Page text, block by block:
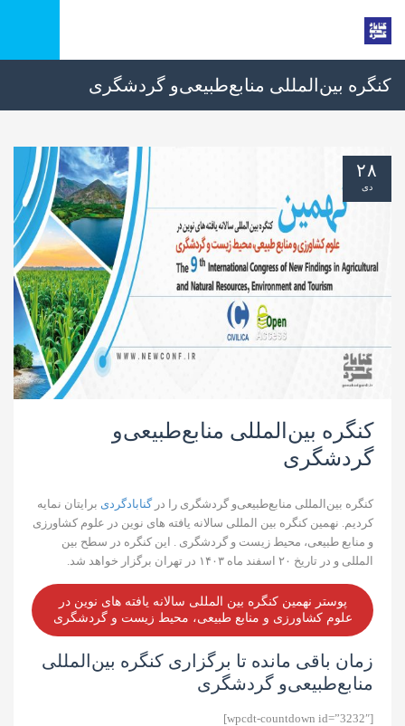
کنگره بین‌المللی منابع‌طبیعی‌و گردشگری
کنگره بین‌المللی منابع‌طبیعی‌و
گردشگری
کنگره بین‌المللی منابع‌طبیعی‌و گردشگری را درگنابادگردی برایتان نمایه
کردیم. نهمین کنگره بین المللی سالانه یافته های نوین در علوم کشاورزی
و منابع طبیعی، محیط زیست و گردشگری . این کنگره در سطح بین
المللی و در تاریخ ۲۰ اسفند ماه ۱۴۰۳ در تهران برگزار خواهد شد.
پوستر نهمین کنگره بین المللی سالانه یافته های نوین در
علوم کشاورزی و منابع طبیعی، محیط زیست و گردشگری
زمان باقی مانده تا برگزاری کنگره بین‌المللی
منابع‌طبیعی‌و گردشگری
[wpcdt-countdown id=”3232″]
۲۸
دی